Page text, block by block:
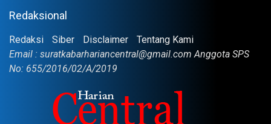
Redaksional
Redaksi Siber Disclaimer
Tentang Kami
Email : suratkabarhariancentral@gmail.com Anggota SPS
No: 655/2016/02/A/2019